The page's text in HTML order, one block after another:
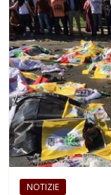
NOTIZIE